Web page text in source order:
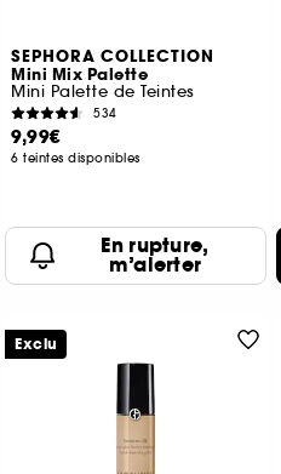
SEPHORA COLLECTION
Mini Mix Palette
Mini Palette de Teintes
534
9,99€
6 teintes disponibles
En rupture,
m’alerter
Exclu